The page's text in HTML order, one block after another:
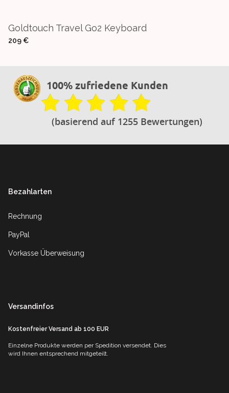
Goldtouch Travel Go2 Keyboard
209 €
100% zufriedene Kunden
(basierend auf 1255 Bewertungen)
Bezahlarten
Rechnung
PayPal
Vorkasse Überweisung
Versandinfos
Kostenfreier Versand ab 100 EUR
Einzelne Produkte werden per Spedition versendet. Dies
wird Ihnen entsprechend mitgeteilt.